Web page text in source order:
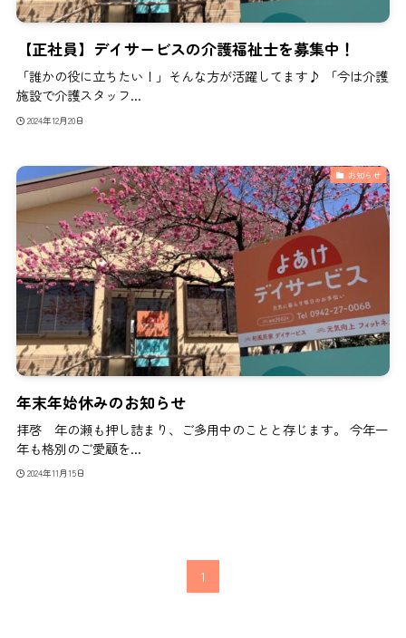
【正社員】デイサービスの介護福祉士を募集中！
「誰かの役に立ちたい！」そんな方が活躍してます♪ 「今は介護
施設で介護スタッフ...
2024年12月20日
お知らせ
年末年始休みのお知らせ
拝啓 年の瀬も押し詰まり、ご多用中のことと存じます。 今年一
年も格別のご愛顧を...
2024年11月15日
1